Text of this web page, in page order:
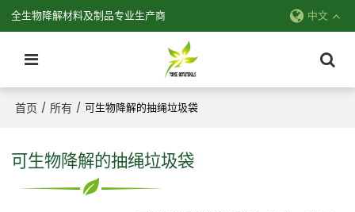
全生物降解材料及制品专业生产商 中文
首页 / 所有 / 可生物降解的抽绳垃圾袋
可生物降解的抽绳垃圾袋